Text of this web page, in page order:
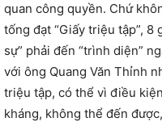
quan công quyền. Chứ
tống đạt “Giấy triệu tập”, 8
sự” phải đến “trình diện”
với ông Quang Văn Thỉnh
triệu tập, có thể vì điều
kháng, không thể đến